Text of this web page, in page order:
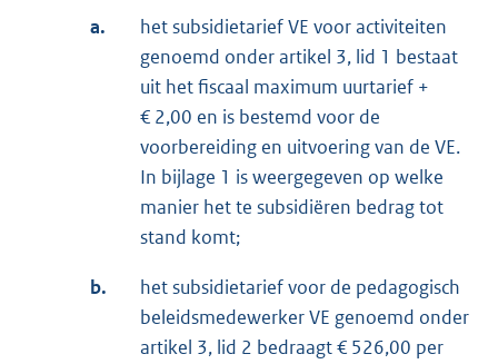
a.
het subsidietarief VE voor activiteiten
genoemd onder artikel 3, lid 1 bestaat
uit het fiscaal maximum uurtarief +
€ 2,00 en is bestemd voor de
voorbereiding en uitvoering van de VE.
In bijlage 1 is weergegeven op welke
manier het te subsidiëren bedrag tot
stand komt;
b.
het subsidietarief voor de pedagogisch
beleidsmedewerker VE genoemd onder
artikel 3, lid 2 bedraagt € 526,00 per